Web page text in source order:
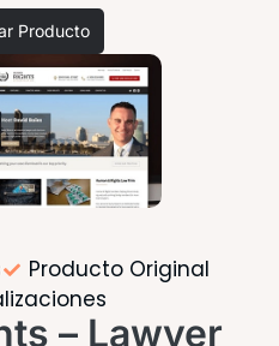
Producto
Producto Original
– Lawyer